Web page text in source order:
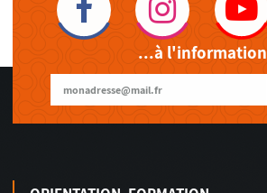
...à l'information